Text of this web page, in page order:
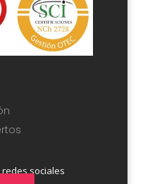
sociales